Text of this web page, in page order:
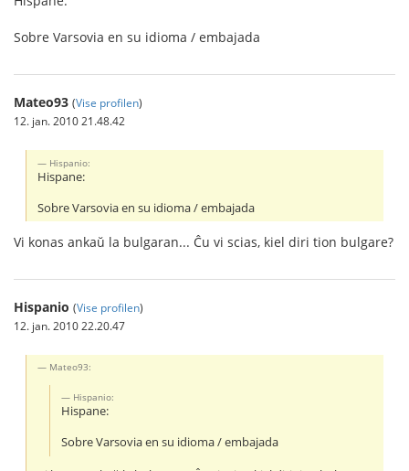
Sobre Varsovia en su idioma / embajada
Mateo93 (Vise profilen)
12. jan. 2010 21.48.42
Hispanio:
Hispane:
Sobre Varsovia en su idioma / embajada
Vi konas ankaŭ la bulgaran... Ĉu vi scias, kiel diri tion bulgare?
Hispanio (Vise profilen)
12. jan. 2010 22.20.47
Mateo93:
Hispanio:
Hispane:
Sobre Varsovia en su idioma / embajada